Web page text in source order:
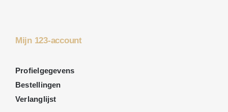
Mijn 123-account
Profielgegevens
Bestellingen
Verlanglijst